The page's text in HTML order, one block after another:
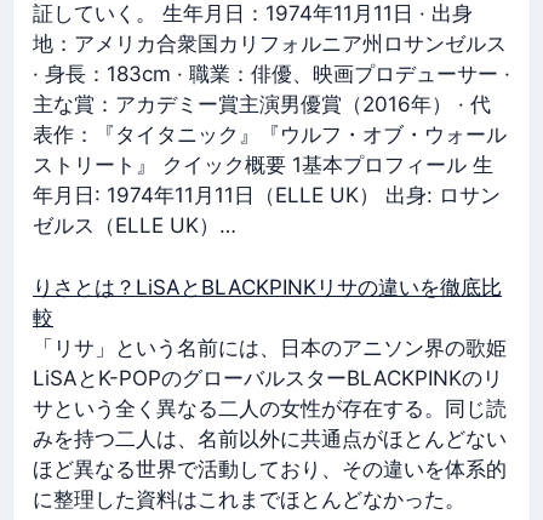
証していく。 生年月日：1974年11月11日 · 出身
地：アメリカ合衆国カリフォルニア州ロサンゼルス
· 身長：183cm · 職業：俳優、映画プロデューサー ·
主な賞：アカデミー賞主演男優賞（2016年） · 代
表作：『タイタニック』『ウルフ・オブ・ウォール
ストリート』 クイック概要 1基本プロフィール 生
年月日: 1974年11月11日（ELLE UK） 出身: ロサン
ゼルス（ELLE UK）…
りさとは？LiSAとBLACKPINKリサの違いを徹底比
較
「リサ」という名前には、日本のアニソン界の歌姫
LiSAとK-POPのグローバルスターBLACKPINKのリ
サという全く異なる二人の女性が存在する。同じ読
みを持つ二人は、名前以外に共通点がほとんどない
ほど異なる世界で活動しており、その違いを体系的
に整理した資料はこれまでほとんどなかった。